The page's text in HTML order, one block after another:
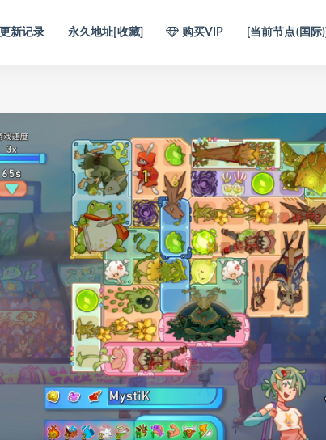
更新记录 永久地址[收藏] 购买VIP [当前节点(国际)]